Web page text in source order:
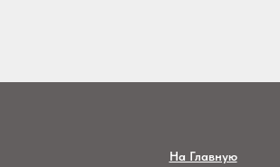
На Главную